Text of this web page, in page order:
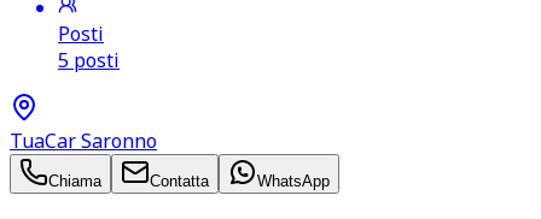
Posti
5 posti
TuaCar Saronno
Chiama Contatta WhatsApp